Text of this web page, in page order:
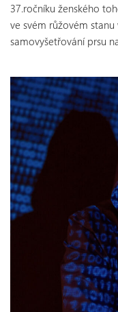
37.ročníku ženského
ve svém růžovém
samovyšetřování prsu